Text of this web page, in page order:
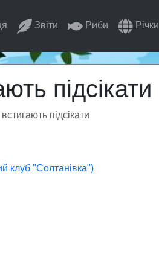
Звіти Риби Річки
підсікати
підсікати
клуб "Солтанівка")